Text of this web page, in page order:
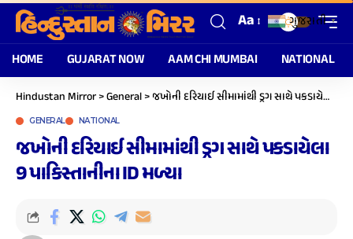
Aa
HOME GUJARAT NOW AAM CHI MUMBAI NATIONAL
Hindustan Mirror>General>જખોની દરિયાઈ સીમામાંથી ડ્રગ સાથે પકડાયેલા 9 પાકિસ્તાનીના ID મળ્યા
GENERAL NATIONAL
જખોની દરિયાઈ સીમામાંથી ડ્રગ સાથે પકડાયેલા
9 પાકિસ્તાનીના ID મળ્યા
ગુજરાતી ▼